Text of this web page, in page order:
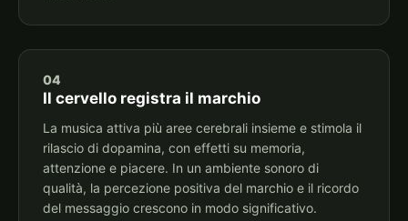
04
Il cervello registra il marchio
La musica attiva più aree cerebrali insieme e stimola il
rilascio di dopamina, con effetti su memoria,
attenzione e piacere. In un ambiente sonoro di
qualità, la percezione positiva del marchio e il ricordo
del messaggio crescono in modo significativo.